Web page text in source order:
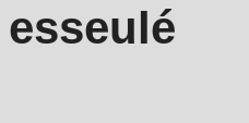
esseulé